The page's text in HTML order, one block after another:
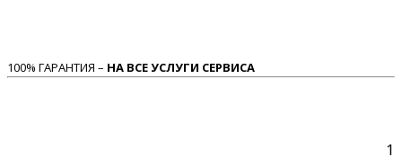
100% ГАРАНТИЯ – НА ВСЕ УСЛУГИ СЕРВИСА
1